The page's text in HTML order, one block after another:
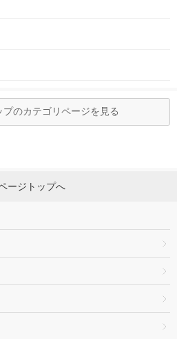
プのカテゴリページを見る
ージトップへ